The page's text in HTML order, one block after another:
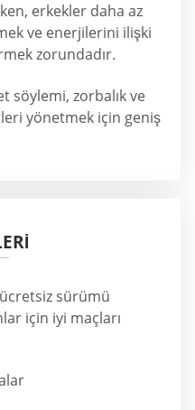
erkekler daha az
ve enerjilerini ilişki
zorundadır.
söylemi, zorbalık ve
yönetmek için geniş
ücretsiz sürümü
için iyi maçları